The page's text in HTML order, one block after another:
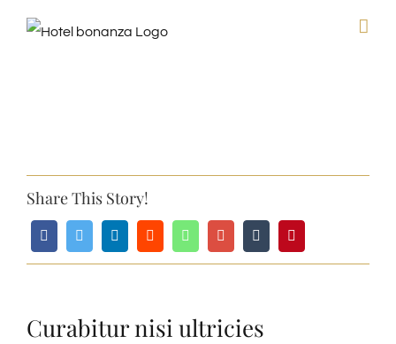
Larger
Image
Share This Story!
Curabitur nisi ultricies